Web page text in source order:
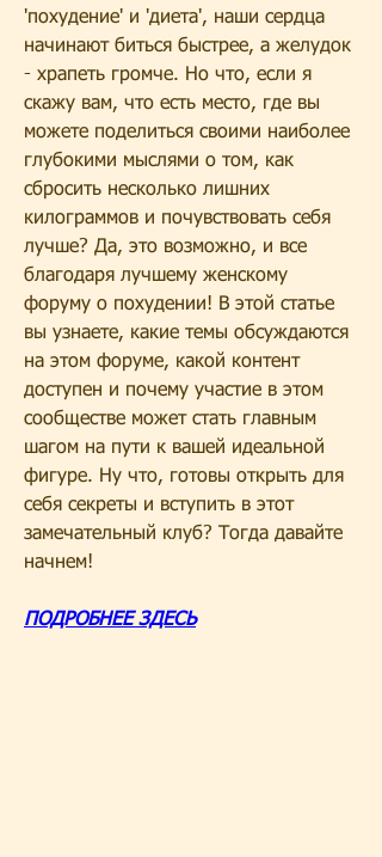
'похудение' и 'диета', наши сердца
начинают биться быстрее, а желудок
- храпеть громче. Но что, если я
скажу вам, что есть место, где вы
можете поделиться своими наиболее
глубокими мыслями о том, как
сбросить несколько лишних
килограммов и почувствовать себя
лучше? Да, это возможно, и все
благодаря лучшему женскому
форуму о похудении! В этой статье
вы узнаете, какие темы обсуждаются
на этом форуме, какой контент
доступен и почему участие в этом
сообществе может стать главным
шагом на пути к вашей идеальной
фигуре. Ну что, готовы открыть для
себя секреты и вступить в этот
замечательный клуб? Тогда давайте
начнем!
ПОДРОБНЕЕ ЗДЕСЬ